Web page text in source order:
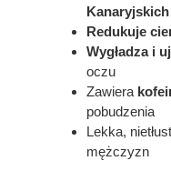
Kanaryjskich
Redukuje
Wygładza i
oczu
Zawiera
pobudzenia
Lekka,
mężczyzn